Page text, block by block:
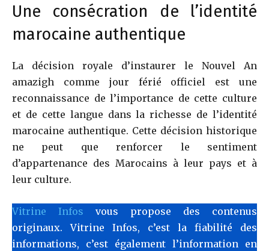
Une consécration de l’identité
marocaine authentique
La décision royale d’instaurer le Nouvel An
amazigh comme jour férié officiel est une
reconnaissance de l’importance de cette culture
et de cette langue dans la richesse de l’identité
marocaine authentique. Cette décision historique
ne peut que renforcer le sentiment
d’appartenance des Marocains à leur pays et à
leur culture.
Vitrine Infos vous propose des contenus
originaux. Vitrine Infos, c’est la fiabilité des
informations, c’est également l’information en